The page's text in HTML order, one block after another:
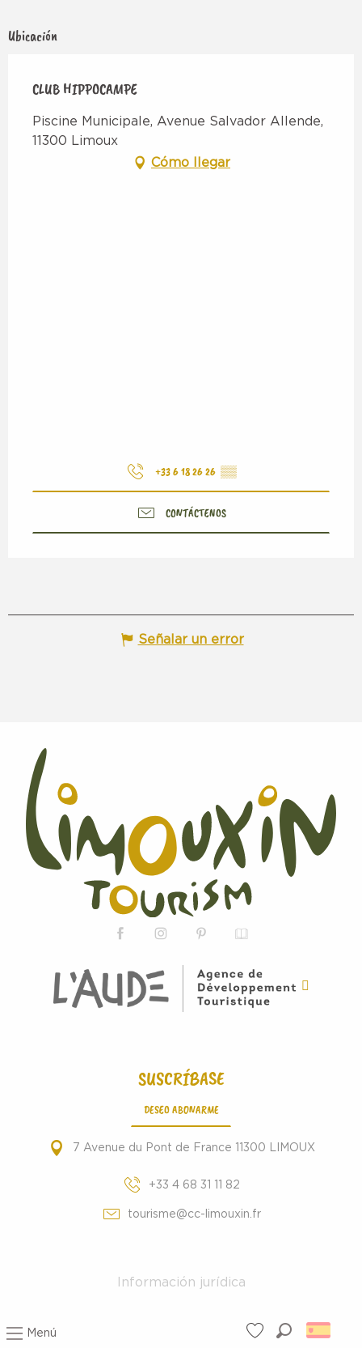
Menú
Ubicación
CLUB HIPPOCAMPE
Piscine Municipale, Avenue Salvador Allende,
11300 Limoux
Cómo llegar
+33 6 18 26 26 ▒▒
CONTÁCTENOS
Señalar un error
SUSCRÍBASE
DESEO ABONARME
7 Avenue du Pont de France 11300 LIMOUX
+33 4 68 31 11 82
tourisme@cc-limouxin.fr
Información jurídica